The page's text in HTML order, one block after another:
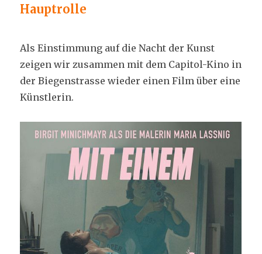
Hauptrolle
Als Einstimmung auf die Nacht der Kunst
zeigen wir zusammen mit dem Capitol-Kino in
der Biegenstrasse wieder einen Film über eine
Künstlerin.